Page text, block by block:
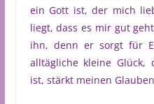
ein Gott ist, der mich
liegt, dass es mir gut
ihn, denn er sorgt für
alltägliche kleine Glück,
ist, stärkt meinen